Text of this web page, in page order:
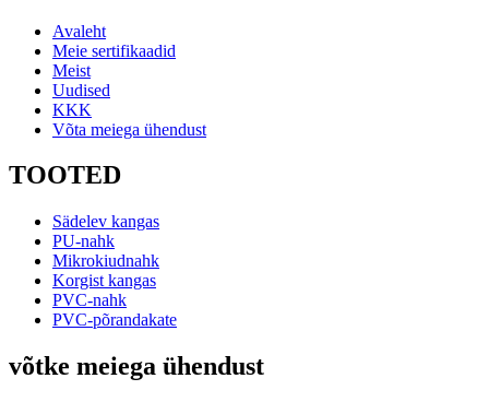
Avaleht
Meie sertifikaadid
Meist
Uudised
KKK
Võta meiega ühendust
TOOTED
Sädelev kangas
PU-nahk
Mikrokiudnahk
Korgist kangas
PVC-nahk
PVC-põrandakate
võtke meiega ühendust